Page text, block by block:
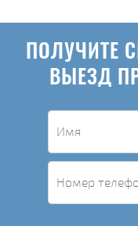
ПОЛУЧИТЕ
ВЫЕЗД